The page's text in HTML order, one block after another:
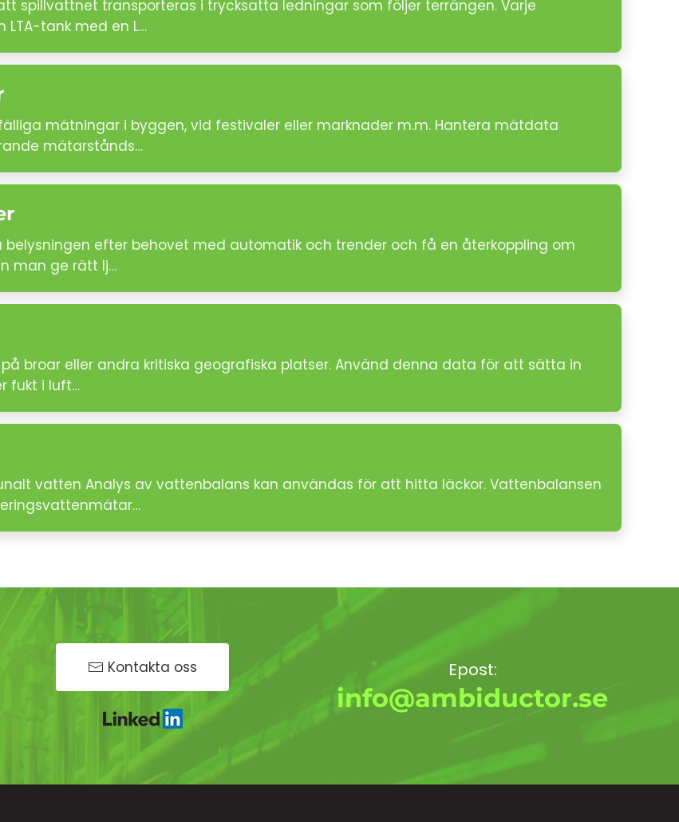
spillvattnet transporteras i trycksatta ledningar som följer terrängen. Varje
tank med en L…
mätningar i byggen, vid festivaler eller marknader m.m. Hantera mätdata
mätarstånds…
efter behovet med automatik och trender och få en återkoppling om
man ge rätt lj…
broar eller andra kritiska geografiska platser. Använd denna data för att sätta in
fukt i luft…
vatten Analys av vattenbalans kan användas för att hitta läckor. Vattenbalansen
Kontakta oss Epost:
info@ambiductor.se